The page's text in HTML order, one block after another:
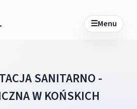
☰Menu
SANITARNO -
W KOŃSKICH